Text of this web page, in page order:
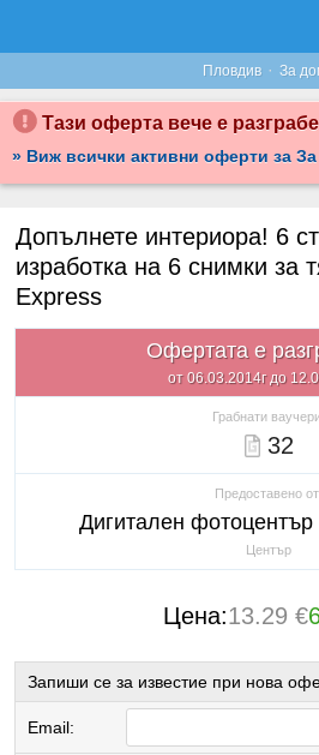
Пловдив · За
Тази оферта вече е
» Виж всички активни оферти за
Допълнете интериора! 6
изработка на 6 снимки за
Express
Офертата е
от 06.03.2014г до
Грабнати
32
Предоставено
Дигитален
Център
Цена:13.29 €
Запиши се за известие при нова
Email: